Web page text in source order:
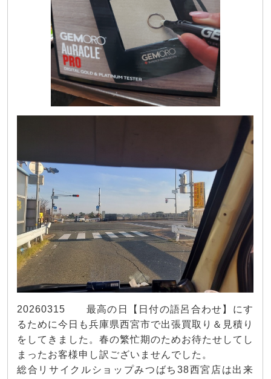
20260315 最高の日【日付の語呂合わせ】にす
るために今日も兵庫県西宮市で出張買取り＆見積り
をしてきました。春の繁忙期のためお待たせしてし
まったお客様申し訳ございませんでした。
総合リサイクルショップみつばち38西宮店は出来